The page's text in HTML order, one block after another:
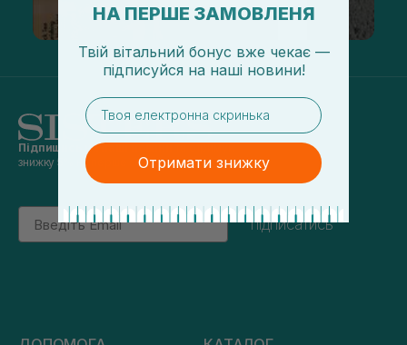
Підпишись на наші новини
знижку 5% на перше замовлення
Email
підписатись
НА ПЕРШЕ ЗАМОВЛЕНЯ
Твій вітальний бонус вже чекає —
підписуйся на наші новини!
email
Отримати знижку